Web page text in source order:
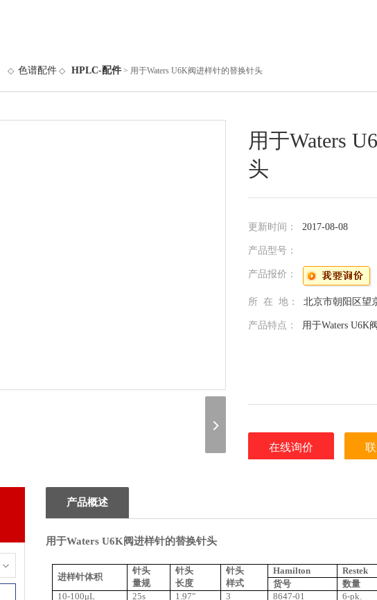
◇ 色谱配件 ◇ HPLC-配件 > 用于Waters U6K阀进样针的替换针头
用于Waters
头
更新时间： 2017-08-08
产品型号：
产品报价：
所 在 地： 北京市朝阳区望
产品特点： 用于Waters U6K
在线询价
产品概述
用于Waters U6K阀进样针的替换针头
进样针体积
针头
量规
针头
长度
针头
样式
Hamilton
Restek
货号
数量
10-100μL
25s 1.97" 3 8647-01 6-pk.